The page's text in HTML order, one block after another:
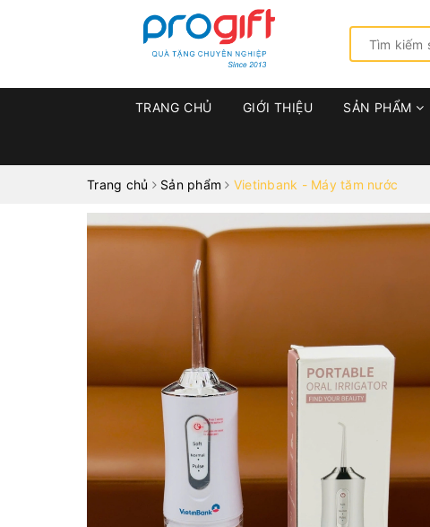
TRANG CHỦ GIỚI THIỆU SẢN PHẨM
Trang chủ Sản phẩm Vietinbank - Máy tăm nước